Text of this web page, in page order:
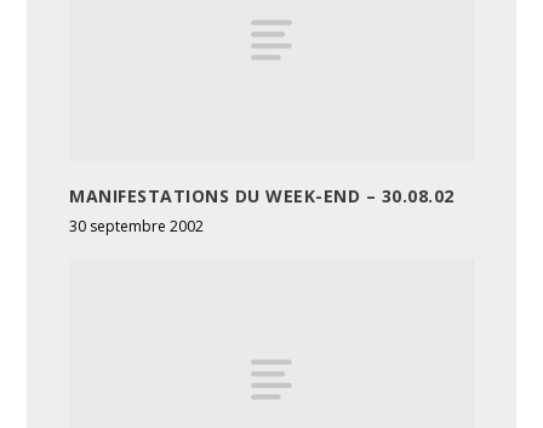
MANIFESTATIONS DU WEEK-END – 30.08.02
30 septembre 2002